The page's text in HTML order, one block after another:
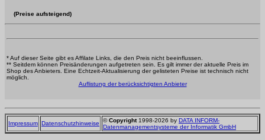
(Preise aufsteigend)
* Auf dieser Seite gibt es Affilate Links, die den Preis nicht beeinflussen.
** Seitdem können Preisänderungen aufgetreten sein. Es gilt immer der aktuelle Preis im
Shop des Anbieters. Eine Echtzeit-Aktualisierung der gelisteten Preise ist technisch nicht
möglich.
Auflistung der berücksichtigten Anbieter
Impressum Datenschutzhinweise ©Copyright1998-2026 by DATA INFORM-
Datenmanagementsysteme der Informatik GmbH